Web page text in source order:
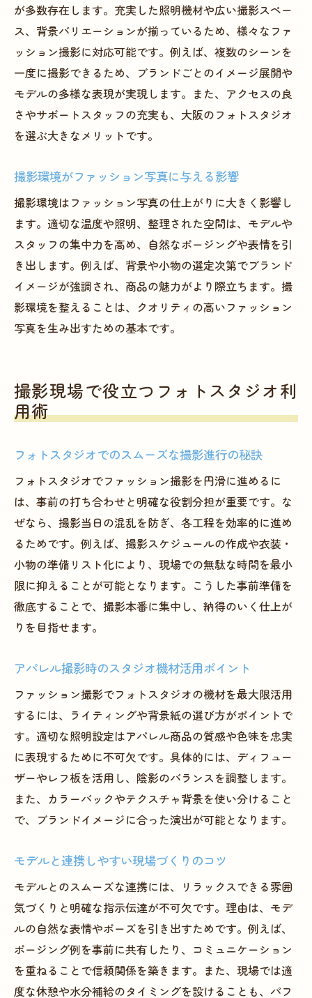
が多数存在します。充実した照明機材や広い撮影スペー
ス、背景バリエーションが揃っているため、様々なファ
ッション撮影に対応可能です。例えば、複数のシーンを
一度に撮影できるため、ブランドごとのイメージ展開や
モデルの多様な表現が実現します。また、アクセスの良
さやサポートスタッフの充実も、大阪のフォトスタジオ
を選ぶ大きなメリットです。
撮影環境がファッション写真に与える影響
撮影環境はファッション写真の仕上がりに大きく影響し
ます。適切な温度や照明、整理された空間は、モデルや
スタッフの集中力を高め、自然なポージングや表情を引
き出します。例えば、背景や小物の選定次第でブランド
イメージが強調され、商品の魅力がより際立ちます。撮
影環境を整えることは、クオリティの高いファッション
写真を生み出すための基本です。
撮影現場で役立つフォトスタジオ利
用術
フォトスタジオでのスムーズな撮影進行の秘訣
フォトスタジオでファッション撮影を円滑に進めるに
は、事前の打ち合わせと明確な役割分担が重要です。な
ぜなら、撮影当日の混乱を防ぎ、各工程を効率的に進め
るためです。例えば、撮影スケジュールの作成や衣装・
小物の準備リスト化により、現場での無駄な時間を最小
限に抑えることが可能となります。こうした事前準備を
徹底することで、撮影本番に集中し、納得のいく仕上が
りを目指せます。
アパレル撮影時のスタジオ機材活用ポイント
ファッション撮影でフォトスタジオの機材を最大限活用
するには、ライティングや背景紙の選び方がポイントで
す。適切な照明設定はアパレル商品の質感や色味を忠実
に表現するために不可欠です。具体的には、ディフュー
ザーやレフ板を活用し、陰影のバランスを調整します。
また、カラーバックやテクスチャ背景を使い分けること
で、ブランドイメージに合った演出が可能となります。
モデルと連携しやすい現場づくりのコツ
モデルとのスムーズな連携には、リラックスできる雰囲
気づくりと明確な指示伝達が不可欠です。理由は、モデ
ルの自然な表情やポーズを引き出すためです。例えば、
ポージング例を事前に共有したり、コミュニケーション
を重ねることで信頼関係を築きます。また、現場では適
度な休憩や水分補給のタイミングを設けることも、パフ